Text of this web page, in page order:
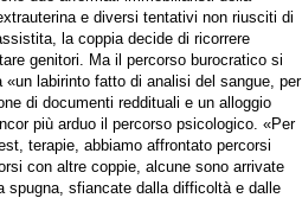
e diversi tentativi non riusciti di
la coppia decide di ricorrere
genitori. Ma il percorso burocratico si
labirinto fatto di analisi del sangue, per
di documenti reddituali e un alloggio
più arduo il percorso psicologico. «Per
terapie, abbiamo affrontato percorsi
con altre coppie, alcune sono arrivate
spugna, sfiancate dalla difficoltà e dalle